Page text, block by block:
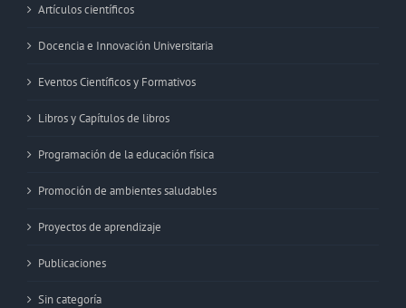
Artículos científicos
Docencia e Innovación Universitaria
Eventos Científicos y Formativos
Libros y Capítulos de libros
Programación de la educación física
Promoción de ambientes saludables
Proyectos de aprendizaje
Publicaciones
Sin categoría